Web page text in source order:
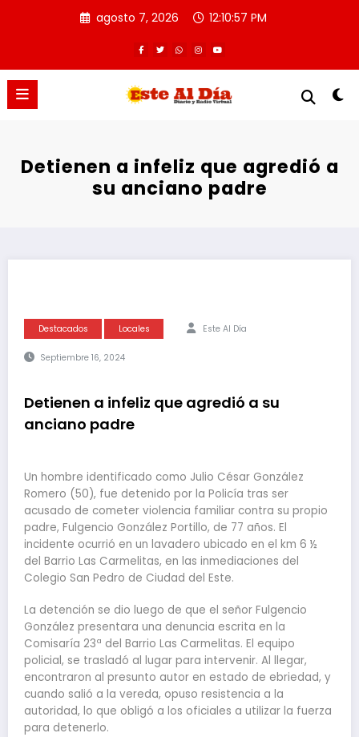
agosto 7, 2026 12:10:57 PM
Detienen a infeliz que agredió a
su anciano padre
Destacados Locales Este Al Día
Septiembre 16, 2024
Detienen a infeliz que agredió a su
anciano padre
Un hombre identificado como Julio César González
Romero (50), fue detenido por la Policía tras ser
acusado de cometer violencia familiar contra su propio
padre, Fulgencio González Portillo, de 77 años. El
incidente ocurrió en un lavadero ubicado en el km 6 ½
del Barrio Las Carmelitas, en las inmediaciones del
Colegio San Pedro de Ciudad del Este.
La detención se dio luego de que el señor Fulgencio
González presentara una denuncia escrita en la
Comisaría 23ª del Barrio Las Carmelitas. El equipo
policial, se trasladó al lugar para intervenir. Al llegar,
encontraron al presunto autor en estado de ebriedad, y
cuando salió a la vereda, opuso resistencia a la
autoridad, lo que obligó a los oficiales a utilizar la fuerza
para detenerlo.